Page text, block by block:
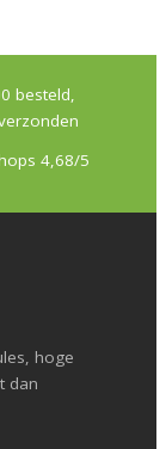
besteld,
4,68/5
hoge
dan